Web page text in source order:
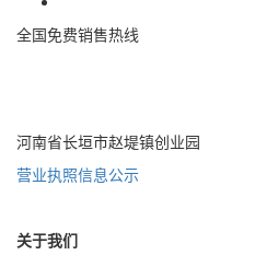
全国免费销售热线
河南省长垣市赵堤镇创业园
营业执照信息公示
关于我们